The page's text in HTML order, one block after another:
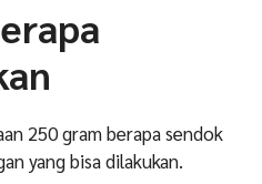
250 gram berapa sendok
yang bisa dilakukan.